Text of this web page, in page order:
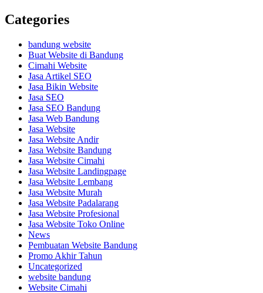
Categories
bandung website
Buat Website di Bandung
Cimahi Website
Jasa Artikel SEO
Jasa Bikin Website
Jasa SEO
Jasa SEO Bandung
Jasa Web Bandung
Jasa Website
Jasa Website Andir
Jasa Website Bandung
Jasa Website Cimahi
Jasa Website Landingpage
Jasa Website Lembang
Jasa Website Murah
Jasa Website Padalarang
Jasa Website Profesional
Jasa Website Toko Online
News
Pembuatan Website Bandung
Promo Akhir Tahun
Uncategorized
website bandung
Website Cimahi